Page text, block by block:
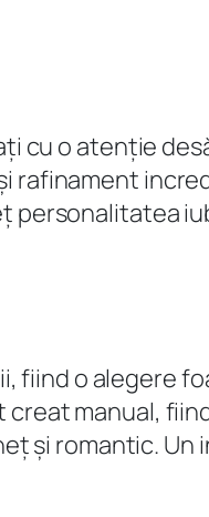
cu o atenție
personalitatea
fiind o alegere
manual,
și romantic. Un